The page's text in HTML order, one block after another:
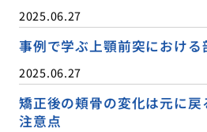
2025.06.27
事例で学ぶ上顎前突におけ
2025.06.27
矯正後の頬骨の変化は元に
注意点